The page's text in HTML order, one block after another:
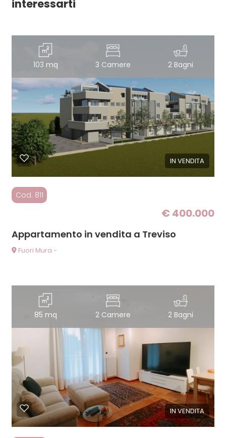
interessarti
103 mq 3 Camere 2 Bagni
IN VENDITA
Cod. 811
€ 400.000
Appartamento in vendita a Treviso
Fuori Mura -
85 mq 2 Camere 2 Bagni
IN VENDITA